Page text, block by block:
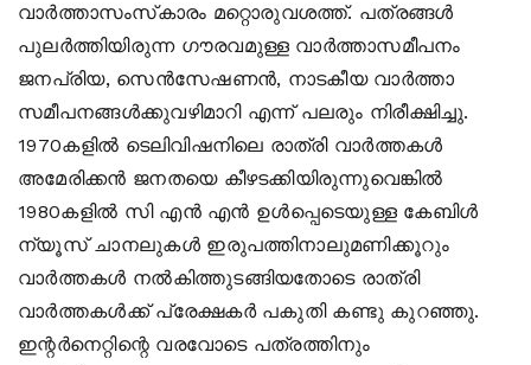
വാര്‍ത്താസംസ്‌കാരം മറ്റൊരുവശത്ത്. പത്രങ്ങള്‍
പുലര്‍ത്തിയിരുന്ന ഗൗരവമുള്ള വാര്‍ത്താസമീപനം
ജനപ്രിയ, സെന്‍സേഷണന്‍, നാടകീയ വാര്‍ത്താ
സമീപനങ്ങള്‍ക്കുവഴിമാറി എന്ന് പലരും നിരീക്ഷിച്ചു.
1970കളില്‍ ടെലിവിഷനിലെ രാത്രി വാര്‍ത്തകള്‍
അമേരിക്കന്‍ ജനതയെ കീഴടക്കിയിരുന്നുവെങ്കില്‍
1980കളില്‍ സി എന്‍ എന്‍ ഉള്‍പ്പെടെയുള്ള കേബിള്‍
ന്യൂസ് ചാനലുകള്‍ ഇരുപത്തിനാലുമണിക്കൂറും
വാര്‍ത്തകള്‍ നല്‍കിത്തുടങ്ങിയതോടെ രാത്രി
വാര്‍ത്തകള്‍ക്ക് പ്രേക്ഷകര്‍ പകുതി കണ്ടു കുറഞ്ഞു.
ഇന്റര്‍നെറ്റിന്റെ വരവോടെ പത്രത്തിനും